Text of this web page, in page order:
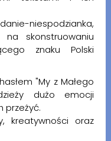
niespodzianka,
skonstruowaniu
znaku Polski
"My z Małego
dużo emocji
przeżyć.
kreatywności oraz